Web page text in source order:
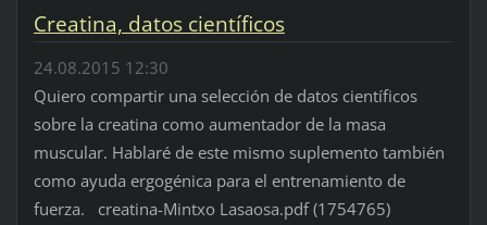
Creatina, datos científicos
24.08.2015 12:30
Quiero compartir una selección de datos científicos
sobre la creatina como aumentador de la masa
muscular. Hablaré de este mismo suplemento también
como ayuda ergogénica para el entrenamiento de
fuerza. creatina-Mintxo Lasaosa.pdf (1754765)